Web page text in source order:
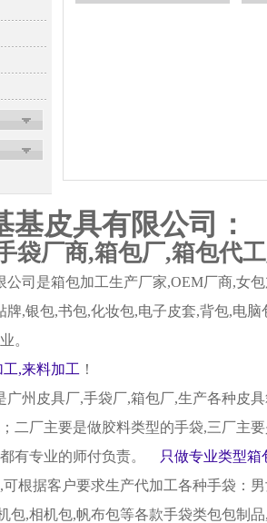
基皮具有限公司：
袋厂商,箱包厂,箱包代
司是箱包加工生产厂家,OEM厂商,女
牌,银包,书包,化妆包,电子皮套,背包,电
。
,来料加工 ！
州皮具厂,手袋厂,箱包厂,生产各种皮
二厂主要是做胶料类型的手袋,三厂主
有专业的师付负责。
只做专业类型箱
根据客户要求生产代加工各种手袋：
包,相机包,帆布包等各款手袋类包包制